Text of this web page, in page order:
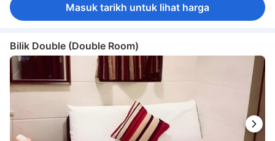
Masuk tarikh untuk lihat harga
Bilik Double (Double Room)